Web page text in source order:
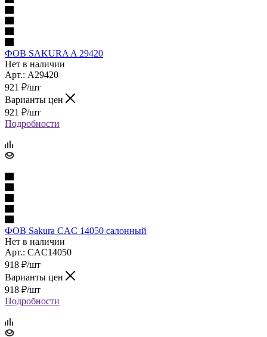
ФОВ SAKURA A 29420
Нет в наличии
Арт.: A29420
921 ₽/шт
Варианты цен
921 ₽/шт
Подробности
ФОВ Sakura CAC 14050 салонный
Нет в наличии
Арт.: CAC14050
918 ₽/шт
Варианты цен
918 ₽/шт
Подробности